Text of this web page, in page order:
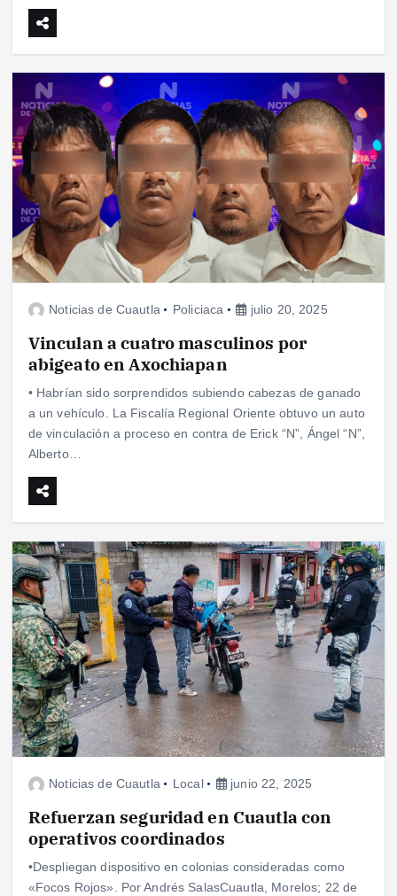
Noticias de Cuautla Policiaca julio 20, 2025
Vinculan a cuatro masculinos por
abigeato en Axochiapan
• Habrían sido sorprendidos subiendo cabezas de ganado
a un vehículo. La Fiscalía Regional Oriente obtuvo un auto
de vinculación a proceso en contra de Erick “N”, Ángel “N”,
Alberto…
Noticias de Cuautla Local junio 22, 2025
Refuerzan seguridad en Cuautla con
operativos coordinados
•Despliegan dispositivo en colonias consideradas como
«Focos Rojos». Por Andrés SalasCuautla, Morelos; 22 de